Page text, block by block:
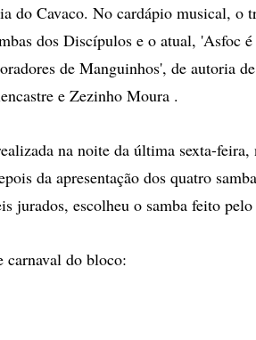
do Cavaco. No cardápio musical, o
dos Discípulos e o atual, 'Asfoc
de Manguinhos', de autoria
e Zezinho Moura .
na noite da última sexta-
da apresentação dos quatro
jurados, escolheu o samba feito
carnaval do bloco: